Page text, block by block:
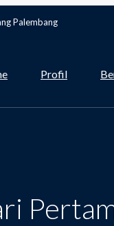
Palembang
Profil